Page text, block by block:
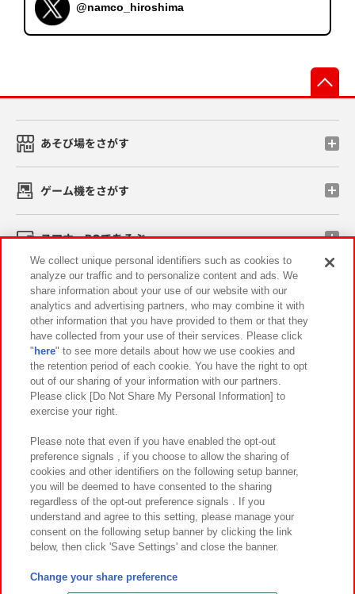
@namco_hiroshima
あそび場をさがす
ゲーム機をさがす
スマホ・PCであそぶ
イベント・キャンペーン
関連会社 サステナビリティ サイトポリシー
プライバシーポリシー ウェブアクセシビリティ方針と検証結果
お取引先さまとともに
カスタマーハラスメント対応方針 よくあるご質問・お問い合わせ
©Bandai Namco Amusement Inc.
©Bandai Namco Amusement Lab Inc.
We collect unique personal identifiers such as cookies to
analyze our traffic and to personalize content and ads. We
share information about your use of our website with our
analytics and advertising partners, who may combine it with
other information that you have provided to them or that they
have collected from your use of their services. Please click
" here" to see more details about how we use cookies and
the retention period of each cookie. You have the right to opt
out of our sharing of your information with our partners.
Please click [Do Not Share My Personal Information] to
exercise your right.
Please note that even if you have enabled the opt-out
preference signals , if you choose to allow the sharing of
cookies and other identifiers on the following setup banner,
you will be deemed to have consented to the sharing
regardless of the opt-out preference signals . If you
understand and agree to this setting, please manage your
consent on the following setup banner by clicking the link
below, then click 'Save Settings' and close the banner.
Change your share preference